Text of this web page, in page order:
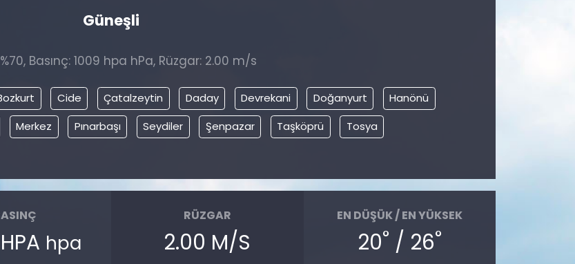
Güneşli
Basınç: 1009 hpa hPa, Rüzgar: 2.00 m/s
Cide Çatalzeytin Daday Devrekani Doğanyurt
Hanönü
Merkez Pınarbaşı Seydiler Şenpazar Taşköprü Tosya
hpa
RÜZGAR
2.00 M/S
EN DÜŞÜK / EN YÜKSEK
20° / 26°